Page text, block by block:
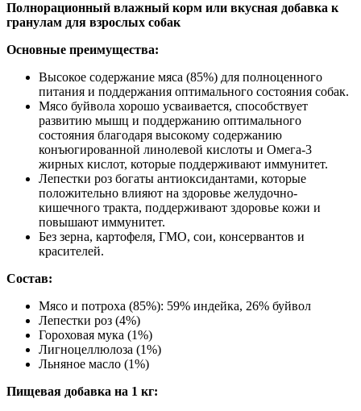
Полнорационный влажный корм или вкусная добавка к
гранулам для взрослых собак
Основные преимущества:
Высокое содержание мяса (85%) для полноценного
питания и поддержания оптимального состояния собак.
Мясо буйвола хорошо усваивается, способствует
развитию мышц и поддержанию оптимального
состояния благодаря высокому содержанию
конъюгированной линолевой кислоты и Омега-3
жирных кислот, которые поддерживают иммунитет.
Лепестки роз богаты антиоксидантами, которые
положительно влияют на здоровье желудочно-
кишечного тракта, поддерживают здоровье кожи и
повышают иммунитет.
Без зерна, картофеля, ГМО, сои, консервантов и
красителей.
Состав:
Мясо и потроха (85%): 59% индейка, 26% буйвол
Лепестки роз (4%)
Гороховая мука (1%)
Лигноцеллюлоза (1%)
Льняное масло (1%)
Пищевая добавка на 1 кг: